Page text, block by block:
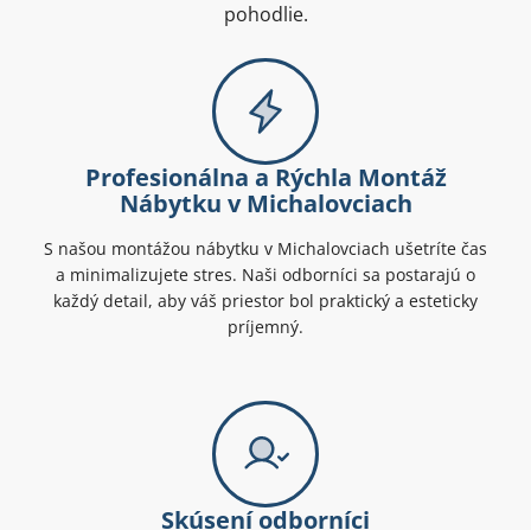
pohodlie.
Profesionálna a Rýchla Montáž
Nábytku v Michalovciach
S našou montážou nábytku v Michalovciach ušetríte čas
a minimalizujete stres. Naši odborníci sa postarajú o
každý detail, aby váš priestor bol praktický a esteticky
príjemný.
Skúsení odborníci